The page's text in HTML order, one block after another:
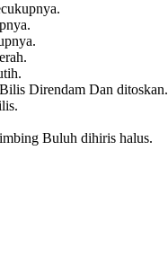
Direndam Dan ditoskan.
Buluh dihiris halus.